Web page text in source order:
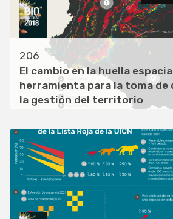
206
El cambio en la huella
herramienta para la toma de
la gestión del territorio